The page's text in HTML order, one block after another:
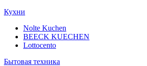
Кухни
Nolte Kuchen
BEECK KUECHEN
Lottocento
Бытовая техника